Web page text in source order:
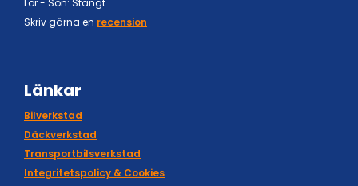
Lör - Sön: Stängt
Skriv gärna en recension
Länkar
Bilverkstad
Däckverkstad
Transportbilsverkstad
Integritetspolicy & Cookies